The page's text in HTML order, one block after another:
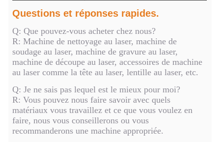
Questions et réponses rapides.
Q: Que pouvez-vous acheter chez nous?
R: Machine de nettoyage au laser, machine de
soudage au laser, machine de gravure au laser,
machine de découpe au laser, accessoires de machine
au laser comme la tête au laser, lentille au laser, etc.
Q: Je ne sais pas lequel est le mieux pour moi?
R: Vous pouvez nous faire savoir avec quels
matériaux vous travaillez et ce que vous voulez en
faire, nous vous conseillerons ou vous
recommanderons une machine appropriée.